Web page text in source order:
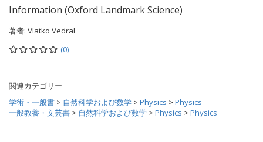
Information (Oxford Landmark Science)
著者: Vlatko Vedral
(0)
関連カテゴリー
学術・一般書 > 自然科学および数学 > Physics > Physics
一般教養・文芸書 > 自然科学および数学 > Physics > Physics